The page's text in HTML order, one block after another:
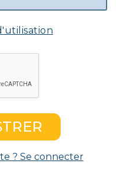
? Se connecter